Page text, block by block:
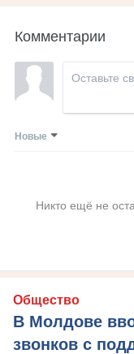
Комментарии
Новые
Никто ещё не
Общество
В Молдове
звонков с